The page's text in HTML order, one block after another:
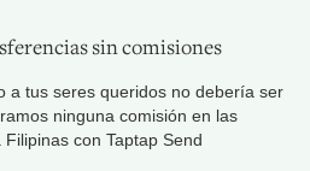
sin comisiones
a tus seres queridos no debería ser
ninguna comisión en las
con Taptap Send